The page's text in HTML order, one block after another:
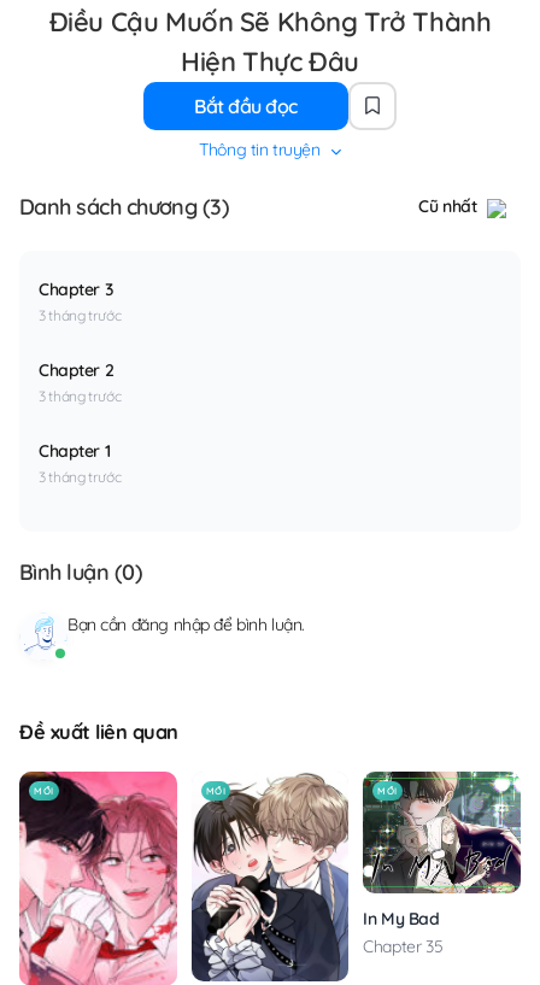
Điều Cậu Muốn Sẽ Không Trở Thành
Hiện Thực Đâu
Bắt đầu đọc
Thông tin truyện
Danh sách chương (3) Cũ nhất
Chapter 3
3 tháng trước
Chapter 2
3 tháng trước
Chapter 1
3 tháng trước
Bình luận (0)
Bạn cần đăng nhậpđể bình luận.
Đề xuất liên quan
MỚI MỚI MỚI
In My Bad
Chapter 35